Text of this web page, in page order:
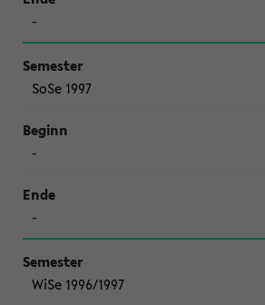
-
SoSe 1997
-
-
WiSe 1996/1997